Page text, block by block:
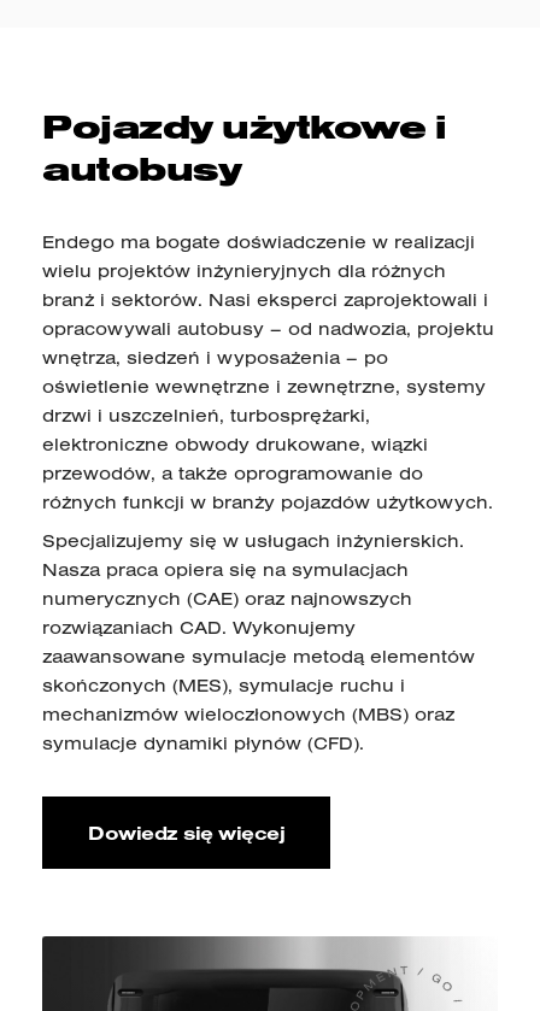
Pojazdy użytkowe i
autobusy
Endego ma bogate doświadczenie w realizacji
wielu projektów inżynieryjnych dla różnych
branż i sektorów. Nasi eksperci zaprojektowali i
opracowywali autobusy – od nadwozia, projektu
wnętrza, siedzeń i wyposażenia – po
oświetlenie wewnętrzne i zewnętrzne, systemy
drzwi i uszczelnień, turbosprężarki,
elektroniczne obwody drukowane, wiązki
przewodów, a także oprogramowanie do
różnych funkcji w branży pojazdów użytkowych.
Specjalizujemy się w usługach inżynierskich.
Nasza praca opiera się na symulacjach
numerycznych (CAE) oraz najnowszych
rozwiązaniach CAD. Wykonujemy
zaawansowane symulacje metodą elementów
skończonych (MES), symulacje ruchu i
mechanizmów wieloczłonowych (MBS) oraz
symulacje dynamiki płynów (CFD).
Dowiedz się więcej